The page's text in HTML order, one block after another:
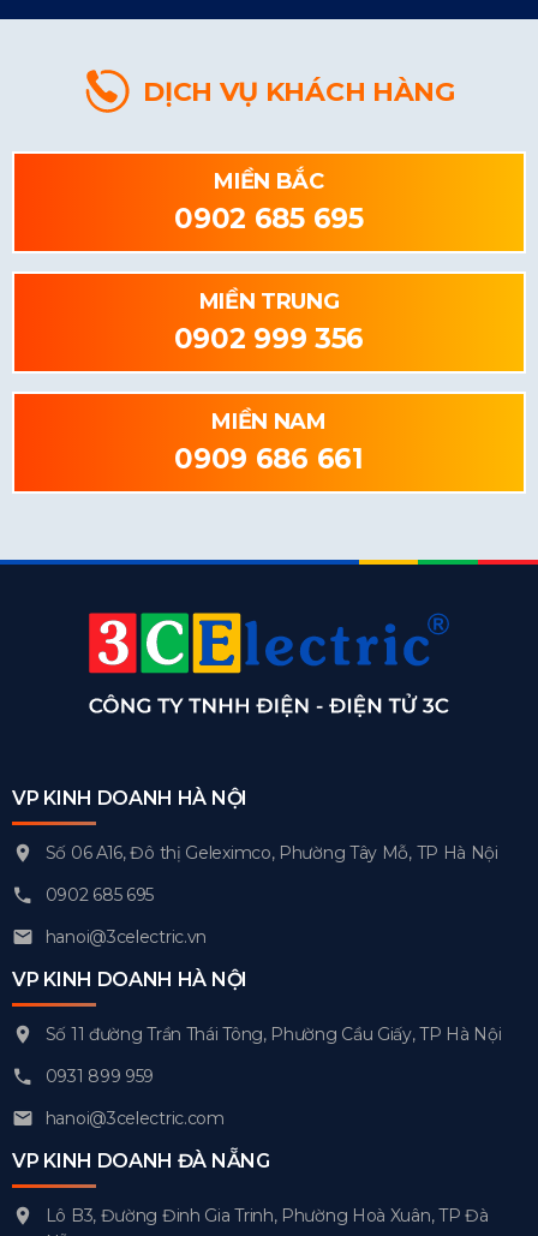
DỊCH VỤ KHÁCH HÀNG
MIỀN BẮC
0902 685 695
MIỀN TRUNG
0902 999 356
MIỀN NAM
0909 686 661
VP KINH DOANH HÀ NỘI
Số 06 A16, Đô thị Geleximco, Phường Tây Mỗ, TP Hà Nội
0902 685 695
hanoi@3celectric.vn
VP KINH DOANH HÀ NỘI
Số 11 đường Trần Thái Tông, Phường Cầu Giấy, TP Hà Nội
0931 899 959
hanoi@3celectric.com
VP KINH DOANH ĐÀ NẴNG
Lô B3, Đường Đinh Gia Trinh, Phường Hoà Xuân, TP Đà